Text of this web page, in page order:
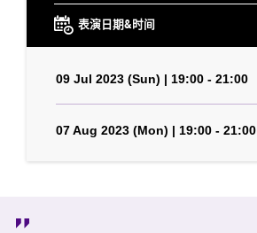
表演日期&时间
09 Jul 2023 (Sun) | 19:00 - 21:00
07 Aug 2023 (Mon) | 19:00 - 21:00